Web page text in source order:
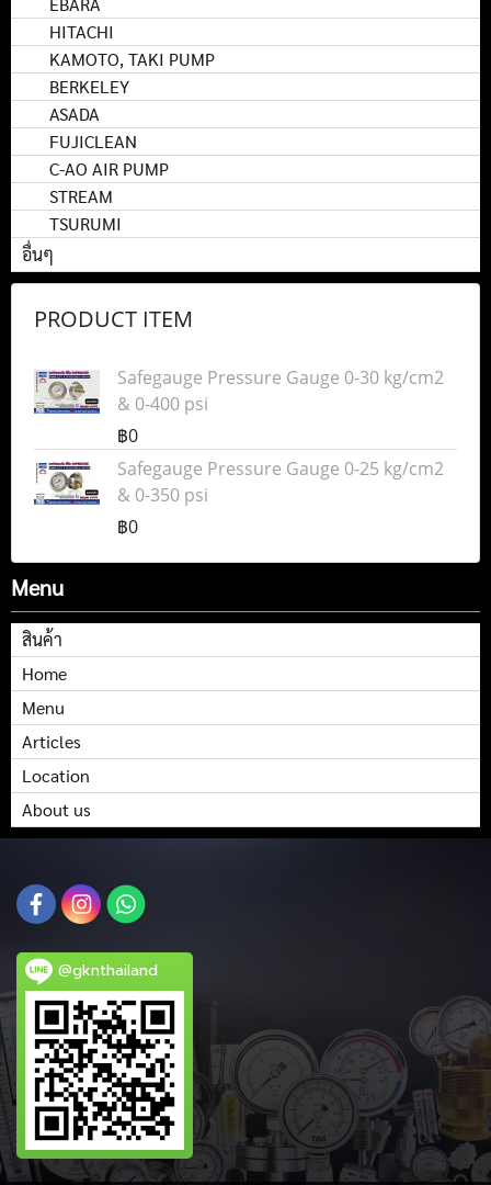
HITACHI
KAMOTO, TAKI PUMP
BERKELEY
ASADA
FUJICLEAN
C-AO AIR PUMP
STREAM
TSURUMI
อื่นๆ
PRODUCT ITEM
Safegauge Pressure Gauge 0-30 kg/cm2
& 0-400 psi
฿0
Safegauge Pressure Gauge 0-25 kg/cm2
& 0-350 psi
฿0
Menu
สินค้า
Home
Menu
Articles
Location
About us
@gknthailand